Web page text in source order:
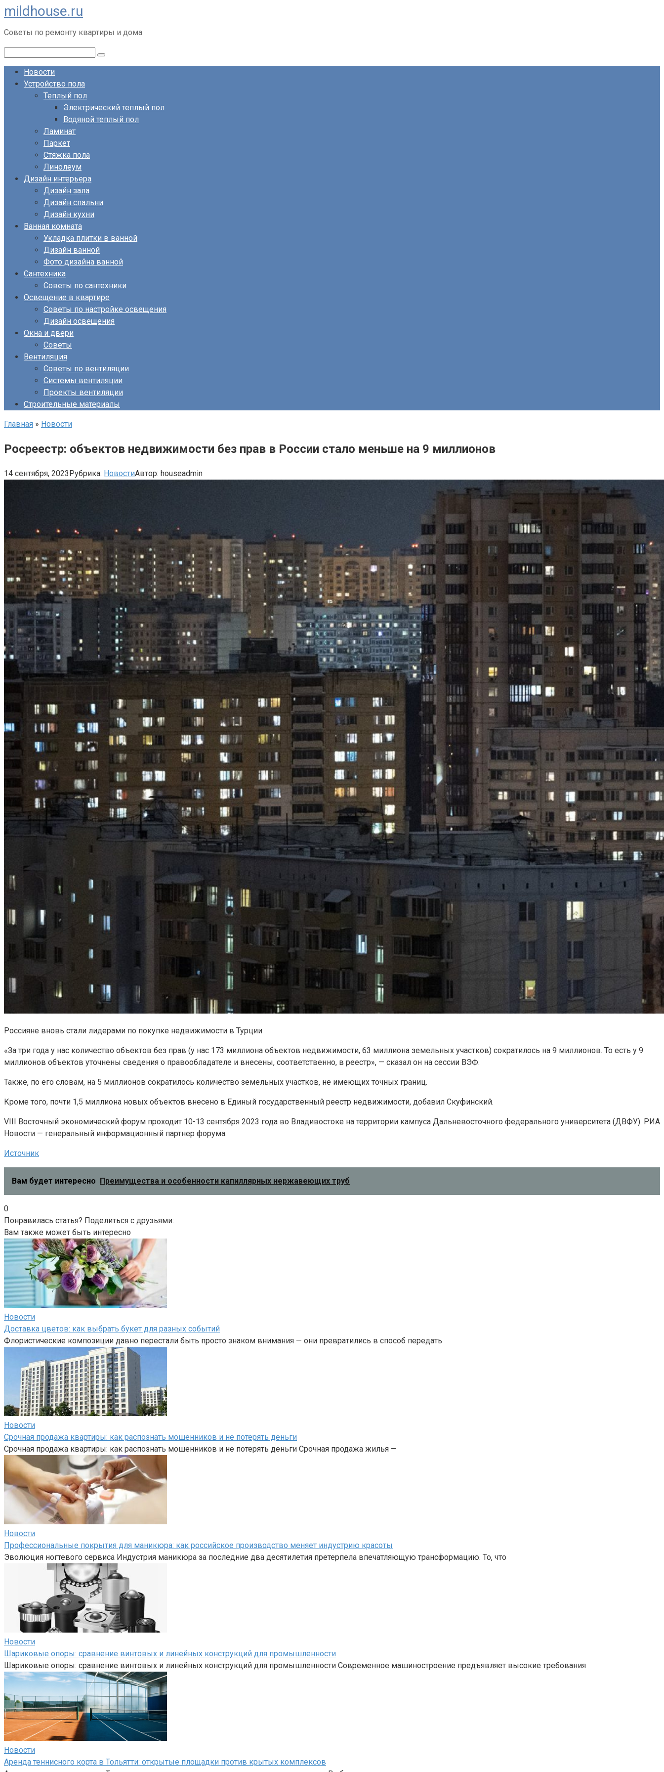
Перейти
к
контенту
mildhouse.ru
Советы по ремонту квартиры и дома
Новости
Устройство пола
Теплый пол
Электрический теплый пол
Водяной теплый пол
Ламинат
Паркет
Стяжка пола
Линолеум
Дизайн интерьера
Дизайн зала
Дизайн спальни
Дизайн кухни
Ванная комната
Укладка плитки в ванной
Дизайн ванной
Фото дизайна ванной
Сантехника
Советы по сантехники
Освещение в квартире
Советы по настройке освещения
Дизайн освещения
Окна и двери
Советы
Вентиляция
Советы по вентиляции
Системы вентиляции
Проекты вентиляции
Строительные материалы
Главная » Новости
Росреестр: объектов недвижимости без прав в России стало меньше на 9 миллионов
14 сентября, 2023Рубрика: НовостиАвтор: houseadmin
Россияне вновь стали лидерами по покупке недвижимости в Турции
«За три года у нас количество объектов без прав (у нас 173 миллиона объектов недвижимости, 63 миллиона земельных участков) сократилось на 9 миллионов. То есть у 9
миллионов объектов уточнены сведения о правообладателе и внесены, соответственно, в реестр», — сказал он на сессии ВЭФ.
Также, по его словам, на 5 миллионов сократилось количество земельных участков, не имеющих точных границ.
Кроме того, почти 1,5 миллиона новых объектов внесено в Единый государственный реестр недвижимости, добавил Скуфинский.
VIII Восточный экономический форум проходит 10-13 сентября 2023 года во Владивостоке на территории кампуса Дальневосточного федерального университета (ДВФУ). РИА
Новости — генеральный информационный партнер форума.
Источник
Вам будет интересно Преимущества и особенности капиллярных нержавеющих труб
0
Понравилась статья? Поделиться с друзьями:
Вам также может быть интересно
Новости
Доставка цветов: как выбрать букет для разных событий
Флористические композиции давно перестали быть просто знаком внимания — они превратились в способ передать
Новости
Срочная продажа квартиры: как распознать мошенников и не потерять деньги
Срочная продажа квартиры: как распознать мошенников и не потерять деньги Срочная продажа жилья —
Новости
Профессиональные покрытия для маникюра: как российское производство меняет индустрию красоты
Эволюция ногтевого сервиса Индустрия маникюра за последние два десятилетия претерпела впечатляющую трансформацию. То, что
Новости
Шариковые опоры: сравнение винтовых и линейных конструкций для промышленности
Шариковые опоры: сравнение винтовых и линейных конструкций для промышленности Современное машиностроение предъявляет высокие требования
Новости
Аренда теннисного корта в Тольятти: открытые площадки против крытых комплексов